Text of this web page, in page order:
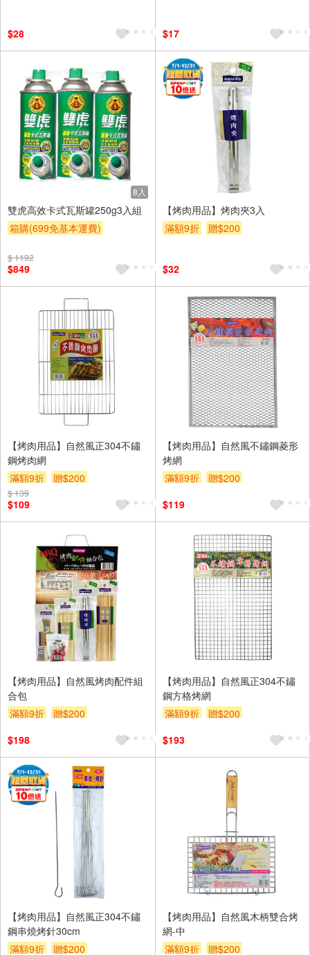
$28 $17
8入
雙虎高效卡式瓦斯罐250g3入組
箱購(699免基本運費)
$ 1192
$849
【烤肉用品】烤肉夾3入
滿額9折
贈$200
$32
【烤肉用品】自然風正304不鏽
鋼烤肉網
滿額9折
贈$200
$ 139
$109
【烤肉用品】自然風不鏽鋼菱形
烤網
滿額9折
贈$200
$119
【烤肉用品】自然風烤肉配件組
合包
滿額9折
贈$200
$198
【烤肉用品】自然風正304不鏽
鋼方格烤網
滿額9折
贈$200
$193
【烤肉用品】自然風正304不鏽
鋼串燒烤針30cm
滿額9折
贈$200
【烤肉用品】自然風木柄雙合烤
網-中
滿額9折
贈$200